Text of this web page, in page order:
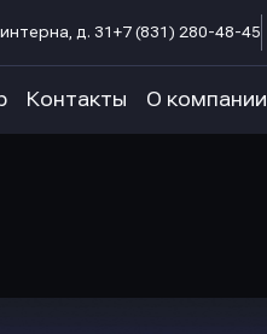
д. 31 +7 (831) 280-48-45
Контакты О компании